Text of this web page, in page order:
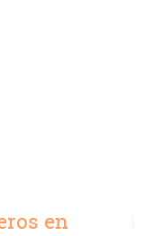
en